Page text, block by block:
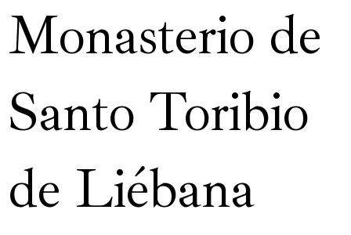
Monasterio de
Santo Toribio
de Liébana